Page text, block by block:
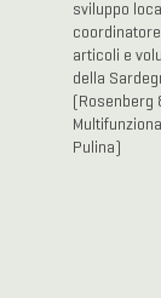
sviluppo
articoli e
della
Pulina)